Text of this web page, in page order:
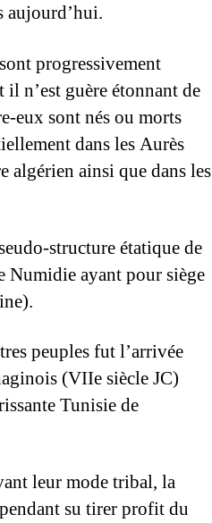
aujourd’hui.
progressivement
n’est guère étonnant de
eux sont nés ou morts
dans les Aurès
algérien ainsi que dans les
structure étatique de
Numidie ayant pour siège
peuples fut l’arrivée
(VIIe siècle JC)
Tunisie de
leur mode tribal, la
su tirer profit du